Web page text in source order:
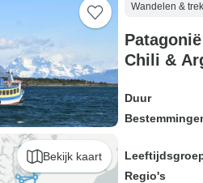
Bekijk kaart
Wandelen &
Chili &
Duur
Regio's